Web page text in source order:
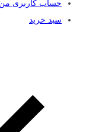
حساب کاربری من
سبد خرید